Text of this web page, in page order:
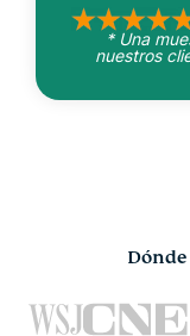
* Una
nuestros
Dónde